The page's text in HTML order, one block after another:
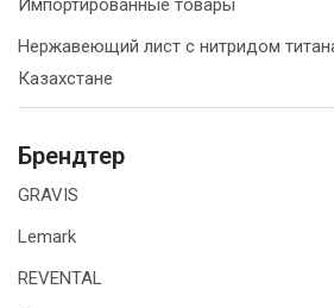
Импортированные товары
Нержавеющий лист с нитридом
Казахстане
Брендтер
GRAVIS
Lemark
REVENTAL